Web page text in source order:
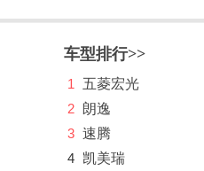
车型排行>>
1 五菱宏光
2 朗逸
3 速腾
4 凯美瑞